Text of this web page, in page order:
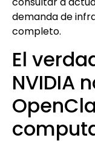
demanda de
completo.
El
NVIDIA